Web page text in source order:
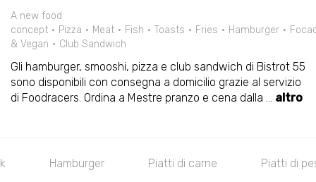
A new food
concept
Pizza Meat Fish Toasts Fries Hamburger
& Vegan
Club Sandwich
Gli hamburger, smooshi, pizza e club sandwich di Bistrot 55
sono disponibili con consegna a domicilio grazie al servizio
di Foodracers. Ordina a Mestre pranzo e cena dalla ... altro
Hamburger Piatti di carne Piatti di